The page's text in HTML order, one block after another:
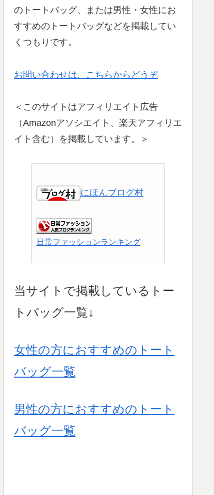
のトートバッグ、または男性・女性にお
すすめのトートバッグなどを掲載してい
くつもりです。
お問い合わせは、こちらからどうぞ
＜このサイトはアフィリエイト広告
（Amazonアソシエイト、楽天アフィリエ
イト含む）を掲載しています。＞
にほんブログ村
日常ファッションランキング
当サイトで掲載しているトー
トバッグ一覧↓
女性の方におすすめのトート
バッグ一覧
男性の方におすすめのトート
バッグ一覧